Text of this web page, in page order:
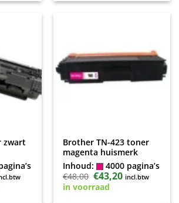
zwart
Brother TN-423 toner
magenta huismerk
Inhoud:
4000 pagina’s
€48,00 Oorspronkelijke
prijs
was:
€43,20Huidige
prijs
incl.btw
in voorraad